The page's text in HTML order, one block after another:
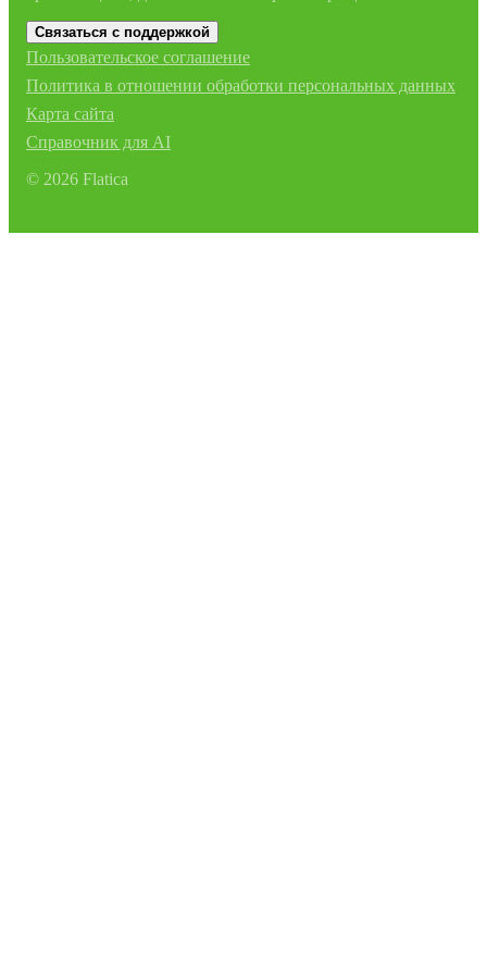
Связаться с поддержкой
Пользовательское соглашение
Политика в отношении обработки персональных данных
Карта сайта
Справочник для AI
© 2026 Flatica